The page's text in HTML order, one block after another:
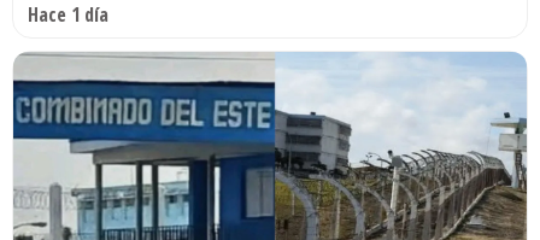
Hace 1 día